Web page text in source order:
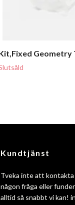
Geometry
Kundtjänst
Tveka inte att kontakta
någon fråga eller
alltid så snabbt vi kan!